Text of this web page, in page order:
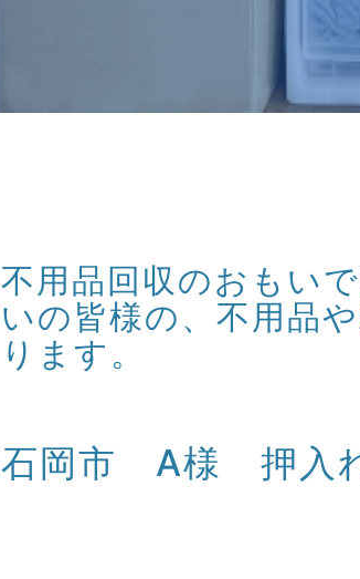
不用品回収のおもい
いの皆様の、不用品
ります。
石岡市 A様 押入れ